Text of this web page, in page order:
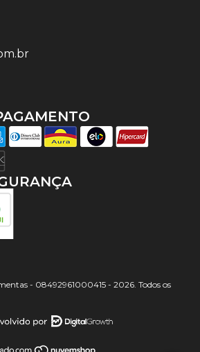
- 08492961000415 - 2026. Todos os